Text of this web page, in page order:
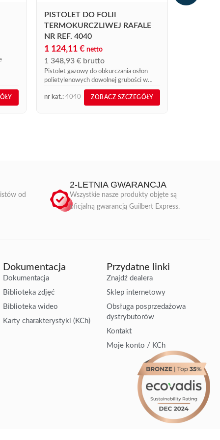
PISTOLET DO FOLII
TERMOKURCZLIWEJ RAFALE
NR REF. 4040
1 124,11 € netto
1 348,93 € brutto
Pistolet gazowy do obkurczania osłon
polietylenowych dowolnej grubości w
warsztacie lub na budowie.
nr kat.: 4040 ZOBACZ SZCZEGÓŁY
324,49
od
2-LETNIA GWARANCJA
Wszystkie nasze produkty objęte są
oficjalną gwarancją Guilbert Express.
Dokumentacja
Dokumentacja
Biblioteka zdjęć
Biblioteka wideo
Karty charakterystyki (KCh)
Przydatne linki
Znajdź dealera
Sklep internetowy
Obsługa posprzedażowa
dystrybutorów
Kontakt
Moje konto / KCh